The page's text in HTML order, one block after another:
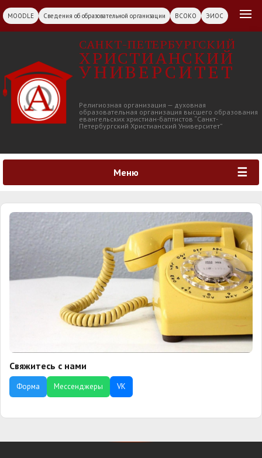
MOODLE Сведения об образовательной организации ВСОКО ЭИОС
САНКТ-ПЕТЕРБУРГСКИЙ
ХРИСТИАНСКИЙ
УНИВЕРСИТЕТ
Религиозная организация — духовная
образовательная организация высшего образования
евангельских христиан-баптистов “Санкт-
Петербургский Христианский Университет”
Меню
Свяжитесь с нами
Форма Мессенджеры VK